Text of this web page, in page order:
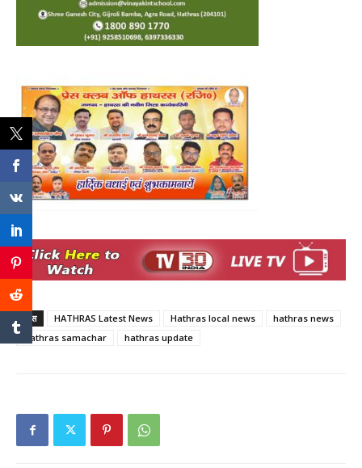
टैग्स HATHRAS Latest News Hathras local news
hathras news
Hathras samachar
hathras update